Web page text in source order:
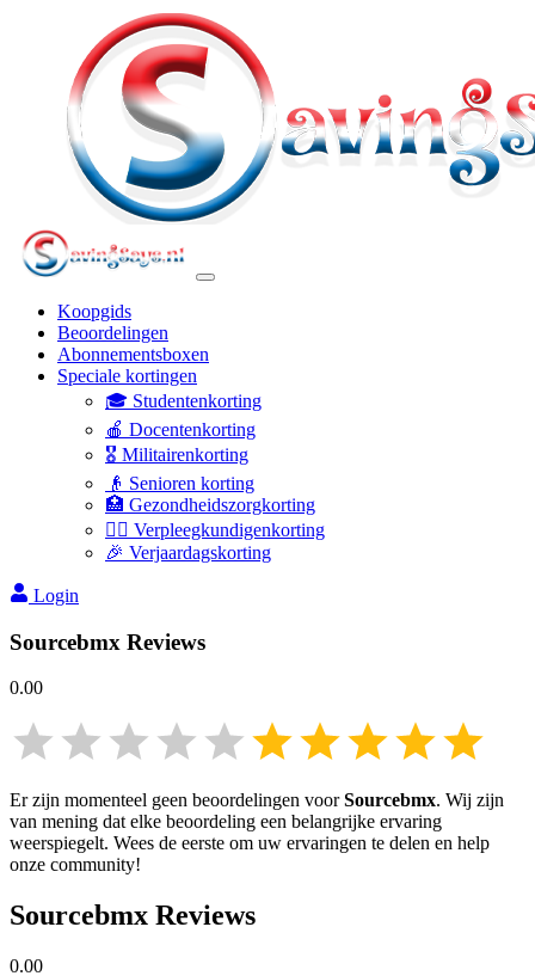
Koopgids
Beoordelingen
Abonnementsboxen
Speciale kortingen
🎓 Studentenkorting
🍎 Docentenkorting
🎖️ Militairenkorting
👴 Senioren korting
🏥 Gezondheidszorgkorting
👩‍⚕️ Verpleegkundigenkorting
🎉 Verjaardagskorting
Login
Sourcebmx Reviews
0.00
Er zijn momenteel geen beoordelingen voorSourcebmx. Wij zijn
van mening dat elke beoordeling een belangrijke ervaring
weerspiegelt. Wees de eerste om uw ervaringen te delen en help
onze community!
Sourcebmx Reviews
0.00